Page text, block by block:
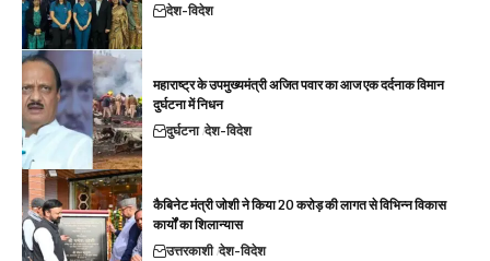
देश-विदेश
महाराष्ट्र के उपमुख्यमंत्री अजित पवार का आज एक दर्दनाक विमान
दुर्घटना में निधन
दुर्घटना देश-विदेश
कैबिनेट मंत्री जोशी ने किया 20 करोड़ की लागत से विभिन्न विकास
कार्यों का शिलान्यास
उत्तरकाशी देश-विदेश